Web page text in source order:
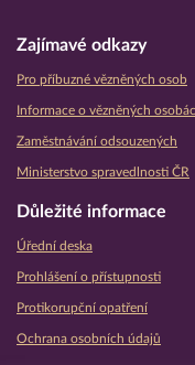
Zajímavé odkazy
Pro příbuzné vězněných osob
Informace o vězněných
Zaměstnávání odsouzených
Ministerstvo spravedlnosti ČR
Důležité informace
Úřední deska
Prohlášení o přístupnosti
Protikorupční opatření
Ochrana osobních údajů